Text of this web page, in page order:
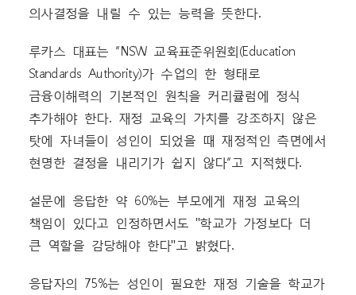
의사결정을 내릴 수 있는 능력을 뜻한다.
루카스 대표는 “NSW 교육표준위원회(Education
Standards Authority)가 수업의 한 형태로
금융이해력의 기본적인 원칙을 커리큘럼에 정식
추가해야 한다. 재정 교육의 가치를 강조하지 않은
탓에 자녀들이 성인이 되었을 때 재정적인 측면에서
현명한 결정을 내리기가 쉽지 않다”고 지적했다.
설문에 응답한 약 60%는 부모에게 재정 교육의
책임이 있다고 인정하면서도 "학교가 가정보다 더
큰 역할을 감당해야 한다"고 밝혔다.
응답자의 75%는 성인이 필요한 재정 기술을 학교가